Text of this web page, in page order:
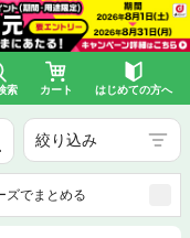
索 カート はじめての方へ
絞り込み
ズでまとめる